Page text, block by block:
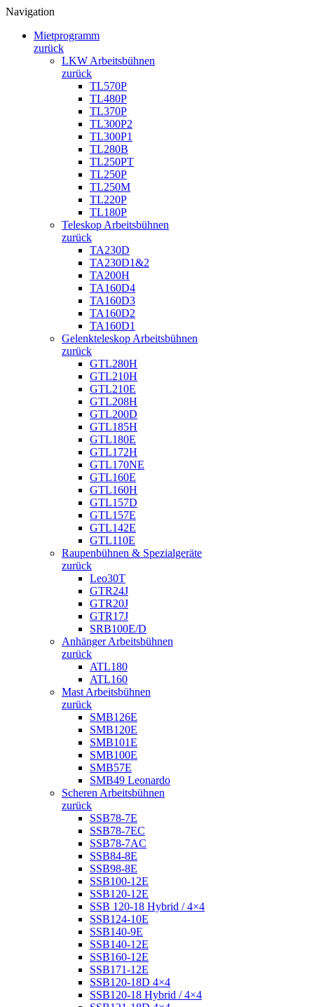
Navigation
Mietprogramm
zurück
LKW Arbeitsbühnen
zurück
TL570P
TL480P
TL370P
TL300P2
TL300P1
TL280B
TL250PT
TL250P
TL250M
TL220P
TL180P
Teleskop Arbeitsbühnen
zurück
TA230D
TA230D1&2
TA200H
TA160D4
TA160D3
TA160D2
TA160D1
Gelenkteleskop Arbeitsbühnen
zurück
GTL280H
GTL210H
GTL210E
GTL208H
GTL200D
GTL185H
GTL180E
GTL172H
GTL170NE
GTL160E
GTL160H
GTL157D
GTL157E
GTL142E
GTL110E
Raupenbühnen & Spezialgeräte
zurück
Leo30T
GTR24J
GTR20J
GTR17J
SRB100E/D
Anhänger Arbeitsbühnen
zurück
ATL180
ATL160
Mast Arbeitsbühnen
zurück
SMB126E
SMB120E
SMB101E
SMB100E
SMB57E
SMB49 Leonardo
Scheren Arbeitsbühnen
zurück
SSB78-7E
SSB78-7EC
SSB78-7AC
SSB84-8E
SSB98-8E
SSB100-12E
SSB120-12E
SSB 120-18 Hybrid / 4×4
SSB124-10E
SSB140-9E
SSB140-12E
SSB160-12E
SSB171-12E
SSB120-18D 4×4
SSB120-18 Hybrid / 4×4